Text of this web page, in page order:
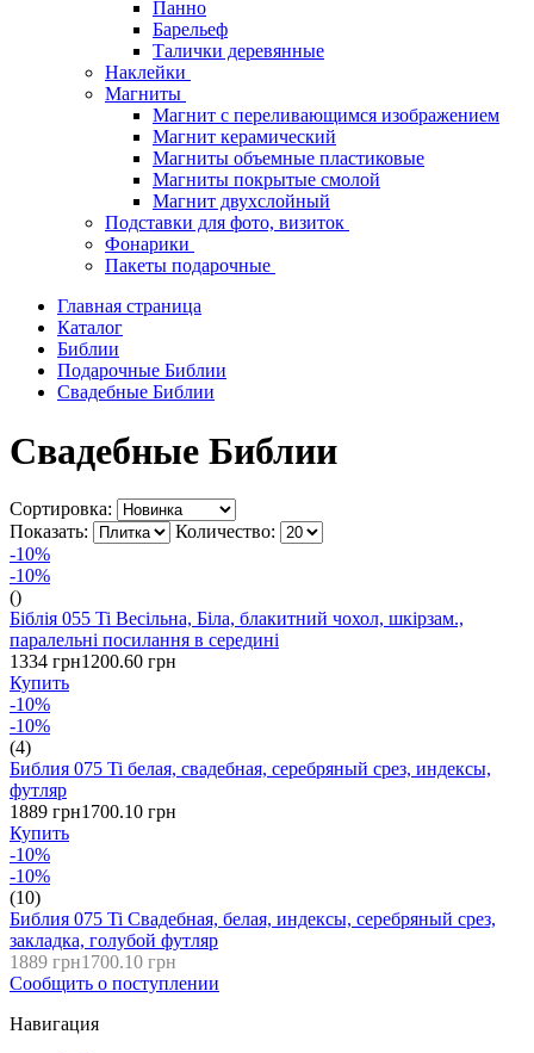
Панно
Барельеф
Талички деревянные
Наклейки
Магниты
Магнит с переливающимся изображением
Магнит керамический
Магниты объемные пластиковые
Магниты покрытые смолой
Магнит двухслойный
Подставки для фото, визиток
Фонарики
Пакеты подарочные
Главная страница
Каталог
Библии
Подарочные Библии
Свадебные Библии
Свадебные Библии
Сортировка:
Показать:
Количество:
-10%
-10%
()
Біблія 055 Ti Весільна, Біла, блакитний чохол, шкірзам.,
паралельні посилання в середині
1334 грн1200.60 грн
Купить
-10%
-10%
(4)
Библия 075 Ti белая, свадебная, серебряный срез, индексы,
футляр
1889 грн1700.10 грн
Купить
-10%
-10%
(10)
Библия 075 Ti Свадебная, белая, индексы, серебряный срез,
закладка, голубой футляр
1889 грн1700.10 грн
Сообщить о поступлении
Навигация